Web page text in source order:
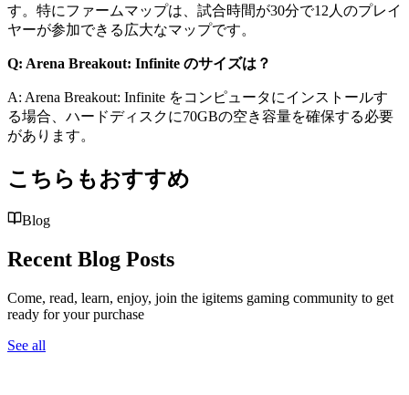
す。特にファームマップは、試合時間が30分で12人のプレイ
ヤーが参加できる広大なマップです。
Q: Arena Breakout: Infinite のサイズは？
A: Arena Breakout: Infinite をコンピュータにインストールす
る場合、ハードディスクに70GBの空き容量を確保する必要
があります。
こちらもおすすめ
Blog
Recent Blog Posts
Come, read, learn, enjoy, join the igitems gaming community to get
ready for your purchase
See all